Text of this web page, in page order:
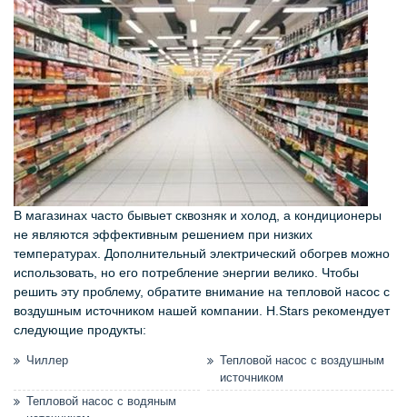
В магазинах часто бывыет сквозняк и холод, а кондиционеры
не являются эффективным решением при низких
температурах. Дополнительный электрический обогрев можно
использовать, но его потребление энергии велико. Чтобы
решить эту проблему, обратите внимание на тепловой насос с
воздушным источником нашей компании. H.Stars рекомендует
следующие продукты:
Чиллер
Тепловой насос с воздушным
источником
Тепловой насос с водяным